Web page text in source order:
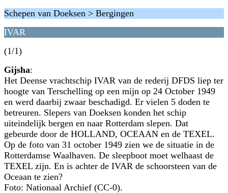
Schepen van Doeksen > Bergingen
IVAR
(1/1)
Gijsha:
Het Deense vrachtschip IVAR van de rederij DFDS liep ter
hoogte van Terschelling op een mijn op 24 October 1949
en werd daarbij zwaar beschadigd. Er vielen 5 doden te
betreuren. Slepers van Doeksen konden het schip
uiteindelijk bergen en naar Rotterdam slepen. Dat
gebeurde door de HOLLAND, OCEAAN en de TEXEL.
Op de foto van 31 october 1949 zien we de situatie in de
Rotterdamse Waalhaven. De sleepboot moet welhaast de
TEXEL zijn. En is achter de IVAR de schoorsteen van de
Oceaan te zien?
Foto: Nationaal Archief (CC-0).